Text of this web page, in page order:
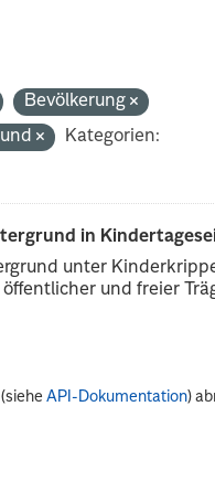
Bevölkerung
Kategorien:
in
unter
und freier
(sieheAPI-Dokumentation)